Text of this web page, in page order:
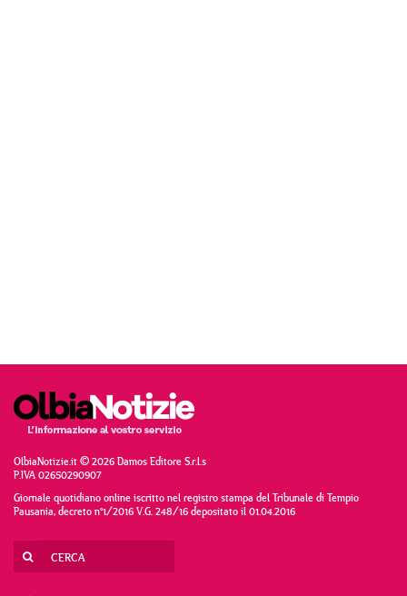
OlbiaNotizie.it © 2026 Damos Editore S.r.l.s
P.IVA 02650290907
Giornale quotidiano online iscritto nel registro stampa del Tribunale di Tempio
Pausania, decreto n°1/2016 V.G. 248/16 depositato il 01.04.2016